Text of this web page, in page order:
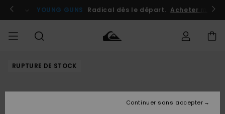
l'information
le
Se connecter / s'inscrire
YOUNG GUNS Radical dès le départ. Acheter
HOMME Vêtements
Vêtements
Shop
Surf
Snow
Outlet
Accéder à
RUPTURE DE STOCK
Continuer sans accepter